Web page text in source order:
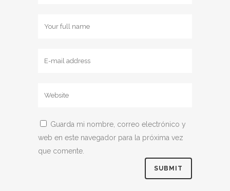
Guarda mi nombre, correo electrónico y
web en este navegador para la próxima vez
que comente.